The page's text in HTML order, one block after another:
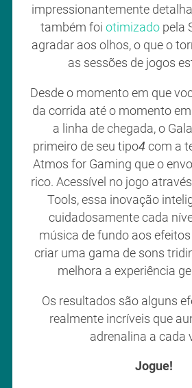
impressionantemente
também foi otimizadopela
agradar aos olhos, o que o
as sessões de jogos
Desde o momento em que
da corrida até o momento
a linha de chegada, o
primeiro de seu tipo4 com a
Atmos for Gaming que o
rico. Acessível no jogo
Tools, essa inovação
cuidadosamente cada
música de fundo aos
criar uma gama de sons
melhora a experiência
Os resultados são alguns
realmente incríveis que
adrenalina a cada
Jogue!